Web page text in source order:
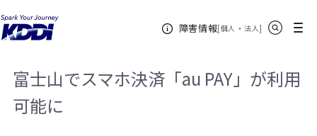
障害情報[個人 ・ 法人新規ウィンドウ
]
メニュー
KDDIホーム
山でスマホ決済「au PAY」が利用可能に
富士山でスマホ決済「au PAY」が利用
可能に